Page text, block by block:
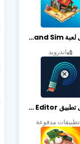
تحميل لعبة Fantasy Island Sim مهكرة أخر إصدار
اندرويد
تحميل تطبيق Retouch Remove Objects Editor مهكرة اخر إصدار
تطبيقات مدفوعة